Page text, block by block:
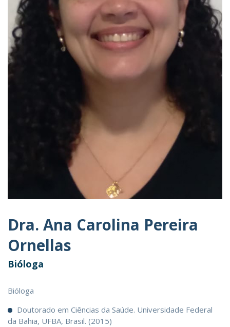
Dra. Ana Carolina Pereira
Ornellas
Bióloga
Bióloga
Doutorado em Ciências da Saúde. Universidade Federal
da Bahia, UFBA, Brasil. (2015)